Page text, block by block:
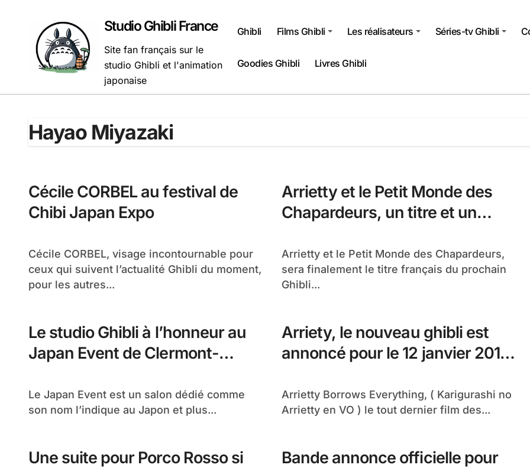
Studio Ghibli France
Site fan français sur le
studio Ghibli et l'animation
japonaise
Ghibli Films Ghibli Les réalisateurs Séries-tv Ghibli
Goodies Ghibli Livres Ghibli
Hayao Miyazaki
Cécile CORBEL au festival de
Chibi Japan Expo
Cécile CORBEL, visage incontournable pour
ceux qui suivent l’actualité Ghibli du moment,
pour les autres...
Arrietty et le Petit Monde des
Chapardeurs, un titre et un
Arrietty et le Petit Monde des Chapardeurs,
sera finalement le titre français du prochain
Ghibli...
Le studio Ghibli à l’honneur au
Japan Event de Clermont-
Le Japan Event est un salon dédié comme
son nom l’indique au Japon et plus...
Arriety, le nouveau ghibli est
annoncé pour le 12 janvier 2011
Arrietty Borrows Everything, ( Karigurashi no
Arrietty en VO ) le tout dernier film des...
Une suite pour Porco Rosso si
Bande annonce officielle pour